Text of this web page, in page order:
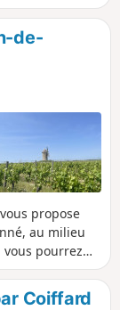
de-
propose
au milieu
pourrez
de
Coiffard